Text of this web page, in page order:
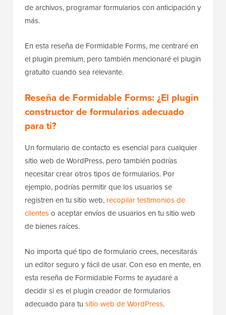
de archivos, programar formularios con anticipación y
más.
En esta reseña de Formidable Forms, me centraré en
el plugin premium, pero también mencionaré el plugin
gratuito cuando sea relevante.
Reseña de Formidable Forms: ¿El plugin
constructor de formularios adecuado
para ti?
Un formulario de contacto es esencial para cualquier
sitio web de WordPress, pero también podrías
necesitar crear otros tipos de formularios. Por
ejemplo, podrías permitir que los usuarios se
registren en tu sitio web, recopilar testimonios de
clienteso aceptar envíos de usuarios en tu sitio web
de bienes raíces.
No importa qué tipo de formulario crees, necesitarás
un editor seguro y fácil de usar. Con eso en mente, en
esta reseña de Formidable Forms te ayudaré a
decidir si es el plugin creador de formularios
adecuado para tu sitio web de WordPress.